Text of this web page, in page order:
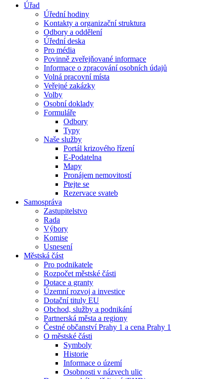
Úřad
Úřední hodiny
Kontakty a organizační struktura
Odbory a oddělení
Úřední deska
Pro média
Povinně zveřejňované informace
Informace o zpracování osobních údajů
Volná pracovní místa
Veřejné zakázky
Volby
Osobní doklady
Formuláře
Odbory
Typy
Naše služby
Portál krizového řízení
E-Podatelna
Mapy
Pronájem nemovitostí
Ptejte se
Rezervace svateb
Samospráva
Zastupitelstvo
Rada
Výbory
Komise
Usnesení
Městská část
Pro podnikatele
Rozpočet městské části
Dotace a granty
Územní rozvoj a investice
Dotační tituly EU
Obchod, služby a podnikání
Partnerská města a regiony
Čestné občanství Prahy 1 a cena Prahy 1
O městské části
Symboly
Historie
Informace o území
Osobnosti v názvech ulic